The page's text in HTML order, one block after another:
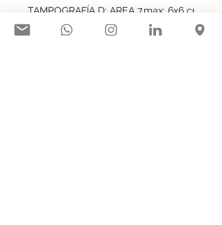
TAMPOGRAFÍA D: AREA 7.max: 6x6 cm
TAMPOGRAFÍA D: AREA 8.max: 6x6 cm